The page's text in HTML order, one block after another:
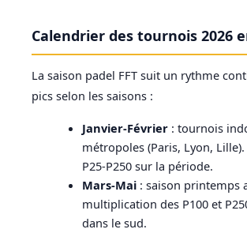
Calendrier des tournois 2026
La saison padel FFT suit un rythme
pics selon les saisons :
Janvier-Février: tournois
métropoles (Paris, Lyon,
P25-P250 sur la période.
Mars-Mai: saison printemps
multiplication des P100 et
dans le sud.